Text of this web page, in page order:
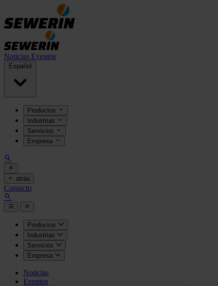
Noticias Eventos
Español
Productos
Industrias
Servicios
Empresa
atrás
Contacto
Productos
Industrias
Servicios
Empresa
Noticias
Eventos